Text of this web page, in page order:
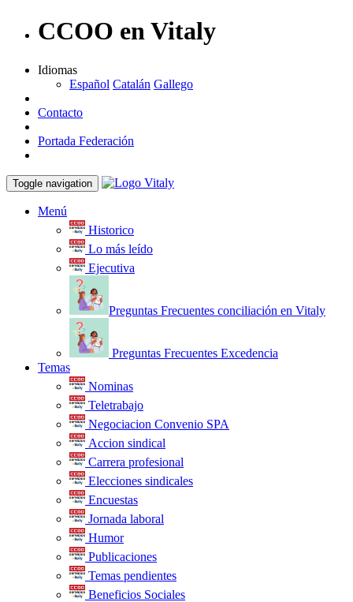
CCOO en Vitaly
Idiomas
Español Catalán Gallego
Contacto
Portada Federación
Toggle navigation
Menú
Historico
Lo más leído
Ejecutiva
Preguntas Frecuentes conciliación en Vitaly
Preguntas Frecuentes Excedencia
Temas
Nominas
Teletrabajo
Negociacion Convenio SPA
Accion sindical
Carrera profesional
Elecciones sindicales
Encuestas
Jornada laboral
Humor
Publicaciones
Temas pendientes
Beneficios Sociales